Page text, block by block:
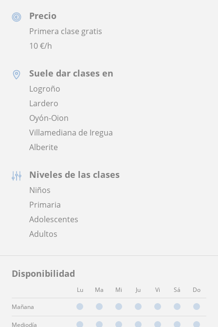
Precio
Primera clase gratis
10€/h
Suele dar clases en
Logroño
Lardero
Oyón-Oion
Villamediana de Iregua
Alberite
Niveles de las clases
Niños
Primaria
Adolescentes
Adultos
Disponibilidad
Lu Ma Mi Ju Vi Sá Do
Mañana
Mediodía